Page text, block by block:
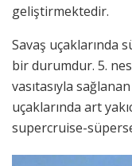
geliştirmektedir.
Savaş uçaklarında
bir durumdur. 5.
vasıtasıyla
uçaklarında art
supercruise-